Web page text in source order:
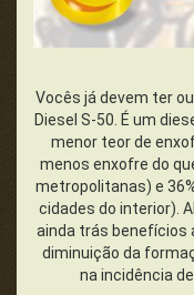
Vocês já devem ter
Diesel S-50. É um
menor teor de
menos enxofre do
metropolitanas) e
cidades do interior).
ainda trás benefícios
diminuição da
na incidência